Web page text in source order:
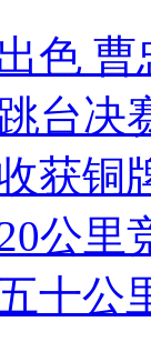
色
台决
获铜
公里
十公